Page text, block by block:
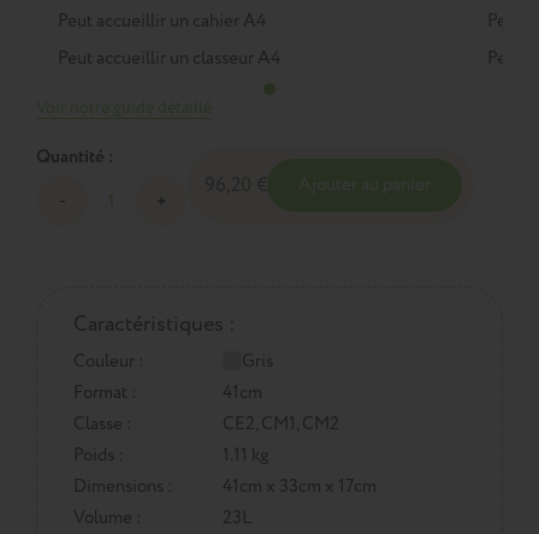
Peut accueillir un cahier A4
Peut accueillir un classeur A4
Peut
Peut
Quantité :
Caractéristiques :
Couleur :
Gris
Format :
41cm
Classe :
CE2, CM1, CM2
Poids :
1.11 kg
Dimensions :
41cm x 33cm x 17cm
Volume :
23L